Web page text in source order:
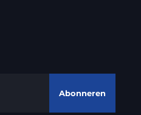
Abonneren